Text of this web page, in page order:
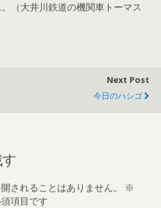
（大井川鉄道の機関車トーマス
Next Post
今日のハシゴ
されることはありません。
※
項目です